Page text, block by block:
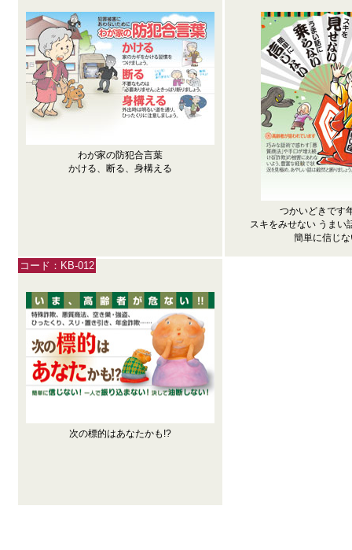
わが家の防犯合言葉
かける、断る、身構える
つかいどきです
スキをみせない うまい
簡単に信じ
コード：KB-012
次の標的はあなたかも!?